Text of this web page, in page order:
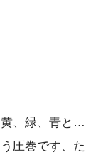
黄、緑、青と…
圧巻です、た